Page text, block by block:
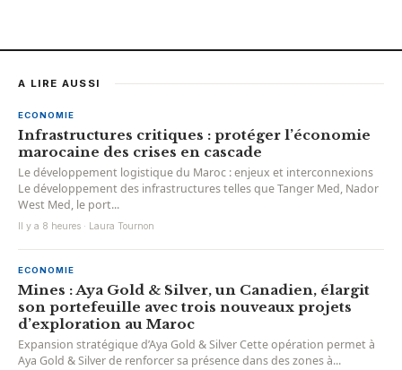
A LIRE AUSSI
ECONOMIE
Infrastructures critiques : protéger l’économie
marocaine des crises en cascade
Le développement logistique du Maroc : enjeux et interconnexions
Le développement des infrastructures telles que Tanger Med, Nador
West Med, le port...
Il y a 8 heures · Laura Tournon
ECONOMIE
Mines : Aya Gold & Silver, un Canadien, élargit
son portefeuille avec trois nouveaux projets
d’exploration au Maroc
Expansion stratégique d’Aya Gold & Silver Cette opération permet à
Aya Gold & Silver de renforcer sa présence dans des zones à...